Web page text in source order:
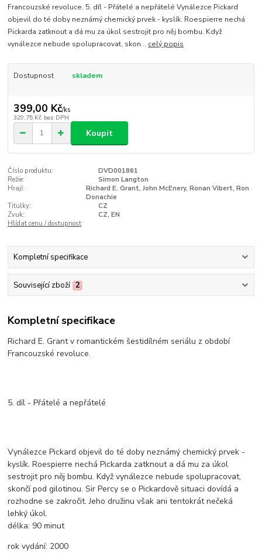
Francouzské revoluce. 5. díl - Přátelé a nepřátelé Vynálezce Pickard
objevil do té doby neznámý chemický prvek - kyslík. Roespierre nechá
Pickarda zatknout a dá mu za úkol sestrojit pro něj bombu. Když
vynálezce nebude spolupracovat, skon... celý popis
Dostupnost skladem
399,00 Kč/ks
329,75 Kč bez DPH
Koupit
Číslo produktu:
DVD001861
Režie:
Simon Langton
Hrají:
Richard E. Grant, John McEnery, Ronan Vibert, Ron
Donachie
Titulky:
CZ
Zvuk:
CZ, EN
Hlídat cenu / dostupnost
Kompletní specifikace
Související zboží 2
Kompletní specifikace
Richard E. Grant v romantickém šestidílném seriálu z období
Francouzské revoluce.
5. díl - Přátelé a nepřátelé
Vynálezce Pickard objevil do té doby neznámý chemický prvek -
kyslík. Roespierre nechá Pickarda zatknout a dá mu za úkol
sestrojit pro něj bombu. Když vynálezce nebude spolupracovat,
skončí pod gilotinou. Sir Percy se o Pickardově situaci dovídá a
rozhodne se zakročit. Jeho družinu však ani tentokrát nečeká
lehký úkol.
délka: 90 minut
rok vydání: 2000